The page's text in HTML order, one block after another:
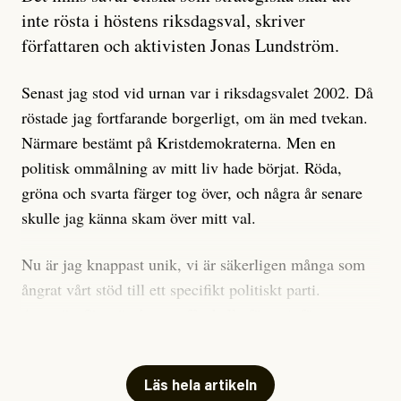
är sant, vad som är rykten”, utan den bidrar bara till
ännu mer ryktesspridning. Det finns inte ett enda bevis
misstänkta personen är en infiltratör. Det som läsaren
får veta är att personen har ändrat sina politiska åsikter
under åren, att den har raderat tidigare innehåll på sina
sociala medier, att artikelns författare inte förstår sig
på personens ekonomi och att det tydligen finns
anonyma röster inom rörelsen som säger saker som
anses vara anledningar att titta närmare på personen,
men ingenting av detta är tillräckligt för att hänga ut
inom palestinarörelsen.
inte rösta i höstens riksdagsval, skriver
författaren och aktivisten Jonas Lundström.
Senast jag stod vid urnan var i riksdagsvalet 2002. Då
röstade jag fortfarande borgerligt, om än med tvekan.
Närmare bestämt på Kristdemokraterna. Men en
politisk ommålning av mitt liv hade börjat. Röda,
gröna och svarta färger tog över, och några år senare
skulle jag känna skam över mitt val.
Nu är jag knappast unik, vi är säkerligen många som
ångrat vårt stöd till ett specifikt politiskt parti.
Mitt huvudargument för riksdagsvalsbojkott är etiskt.
Läs hela artikeln